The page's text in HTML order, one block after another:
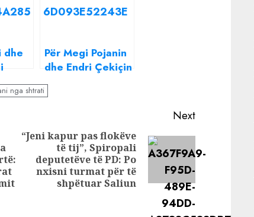
dhe
Për Megi Pojanin
dhe Endri Çekiçin
dashuria nuk njeh
moshë, ja sa vite
aktorja
nga shtrati
Previous
Next
Next
post:
“Jeni kapur pas flokëve
të tij”, Spiropali
deputetëve të PD: Po
nxisni turmat për të
shpëtuar Saliun